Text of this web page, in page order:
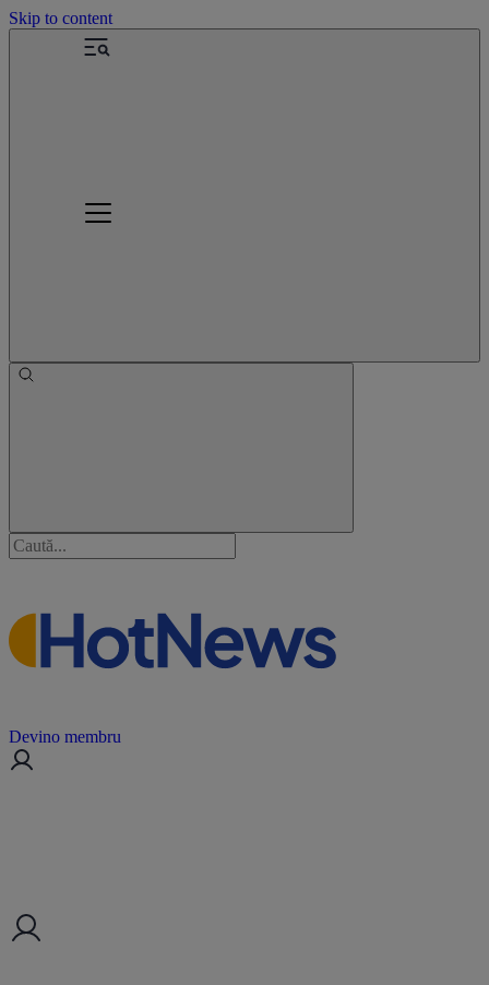
Skip to content
Devino membru